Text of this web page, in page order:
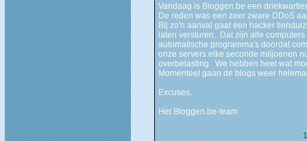
Vandaag is Bloggen.be een
De reden was een zeer zware DDoS
Bij zo'n aanval gaat een hacker
laten versturen. Dat zijn alle
automatische programma's doordat
onze servers elke seconde miljoenen
overbelasting. We hebben heel wat
Momenteel gaan de blogs weer
Excuses,
Het Bloggen.be-team